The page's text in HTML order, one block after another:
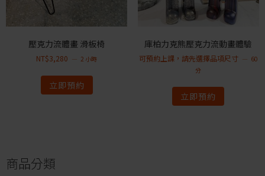
壓克力流體畫 滑板椅
NT$3,280 2 小時
立即預約
庫柏力克熊壓克力流動畫體驗
可預約上課，請先選擇品項尺寸
60
分
立即預約
商品分類